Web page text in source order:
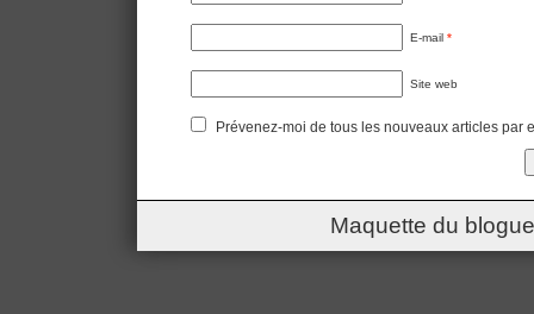
E-mail *
Site web
Prévenez-moi de tous les nouveaux articles par
Maquette du